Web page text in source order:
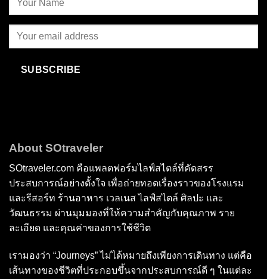
SUBSCRIBE
About SOtraveler
SOtraveler.com คือแพลตฟอร์มไลฟ์สไตล์ที่คัดสรร
ประสบการณ์อย่างตั้งใจ เพื่อถ่ายทอดเรื่องราวของโรงแรม
และรีสอร์ท ร้านอาหาร เวลเนส ไลฟ์สไตล์ ศิลปะ และ
วัฒนธรรม ผ่านมุมมองที่ให้ความสำคัญกับคุณภาพ ราย
ละเอียด และคุณค่าของการใช้ชีวิต
เรามองว่า “Journeys” ไม่ได้หมายถึงเพียงการเดินทาง แต่คือ
เส้นทางของชีวิตที่ประกอบขึ้นจากประสบการณ์ดี ๆ ในแต่ละ